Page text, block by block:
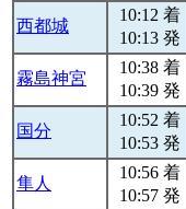
西都城
10:12 着
10:13 発
霧島神宮
10:38 着
10:39 発
国分
10:52 着
10:53 発
隼人
10:56 着
10:57 発